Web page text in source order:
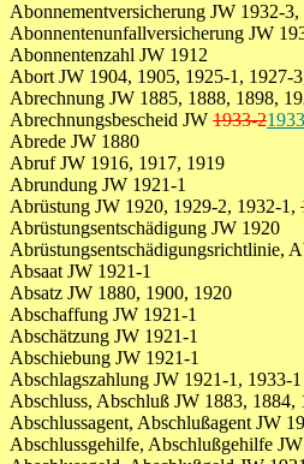
Abonnementversicherung JW 1932-3,
Abonnentenunfallversicherung JW
Abonnentenzahl JW 1912
Abort JW 1904, 1905, 1925-1, 1927-
Abrechnung JW 1885, 1888, 1898,
Abrechnungsbescheid JW 1933-2
Abrede JW 1880
Abruf JW 1916, 1917, 1919
Abrundung JW 1921-1
Abrüstung JW 1920, 1929-2, 1932-1,
Abrüstungsentschädigung JW 1920
Abrüstungsentschädigungsrichtlinie,
Absaat JW 1921-1
Absatz JW 1880, 1900, 1920
Abschaffung JW 1921-1
Abschätzung JW 1921-1
Abschiebung JW 1921-1
Abschlagszahlung JW 1921-1, 1933-1
Abschluss, Abschluß JW 1883, 1884,
Abschlussagent, Abschlußagent JW
Abschlussgehilfe, Abschlußgehilfe